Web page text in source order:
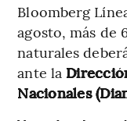
Bloomberg
agosto, más de
naturales
ante la
Nacionales